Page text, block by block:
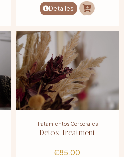
Detalles
Tratamientos Corporales
Detox Treatment
€85.00